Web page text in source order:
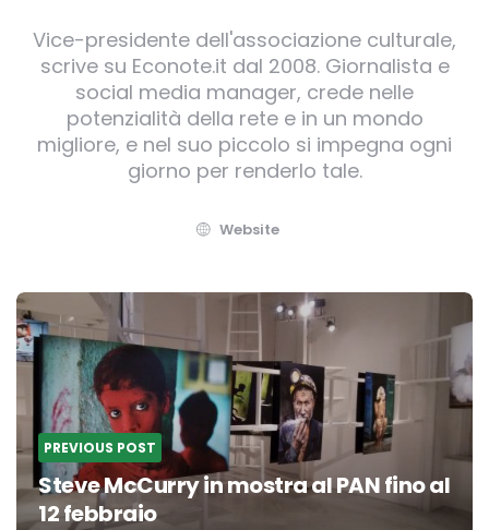
Vice-presidente dell'associazione culturale,
scrive su Econote.it dal 2008. Giornalista e
social media manager, crede nelle
potenzialità della rete e in un mondo
migliore, e nel suo piccolo si impegna ogni
giorno per renderlo tale.
Website
Post
navigation
PREVIOUS POST
Steve McCurry in mostra al PAN fino al
12 febbraio